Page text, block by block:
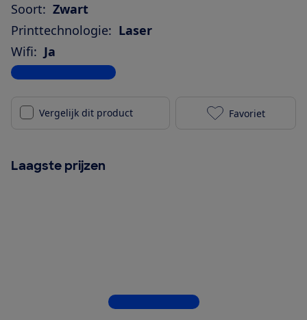
Soort: Zwart
Printtechnologie: Laser
Wifi: Ja
Bekijk alle specificaties
Vergelijk dit product HP LaserJet
Favoriet
Laagste prijzen
Bekijk alle 5 winkels